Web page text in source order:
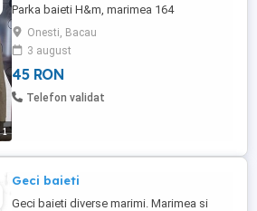
1
Parka baieti H&m, marimea 164
Onesti, Bacau
3 august
45 RON
Telefon validat
Geci baieti
Geci baieti diverse marimi. Marimea si